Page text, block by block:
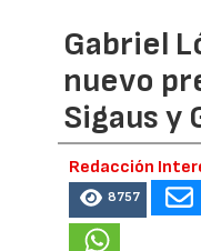
Gabriel
nuevo
Sigaus y
Redacción
8757